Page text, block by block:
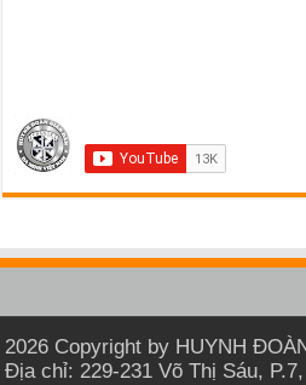
2026 Copyright by HUYNH
Địa chỉ: 229-231 Võ Thị Sáu,